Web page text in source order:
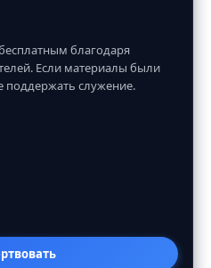
бесплатным благодаря
Если материалы были
поддержать служение.